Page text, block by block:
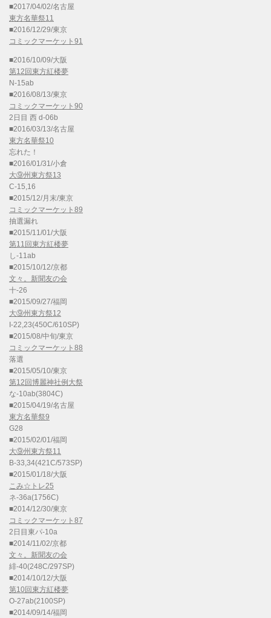
■2017/04/02/名古屋
東方名華祭11
■2016/12/29/東京
コミックマーケット91
■2016/10/09/大阪
第12回東方紅楼夢
N-15ab
■2016/08/13/東京
コミックマーケット90
2日目 西 d-06b
■2016/03/13/名古屋
東方名華祭10
忘れた！
■2016/01/31/小倉
大⑨州東方祭13
C-15,16
■2015/12/月末/東京
コミックマーケット89
抽選漏れ
■2015/11/01/大阪
第11回東方紅楼夢
し-11ab
■2015/10/12/京都
文々。新聞友の会
十-26
■2015/09/27/福岡
大⑨州東方祭12
I-22,23(450C/610SP)
■2015/08/中旬/東京
コミックマーケット88
落選
■2015/05/10/東京
第12回博麗神社例大祭
な-10ab(3804C)
■2015/04/19/名古屋
東方名華祭9
G28
■2015/02/01/福岡
大⑨州東方祭11
B-33,34(421C/573SP)
■2015/01/18/大阪
こみ☆トレ25
ネ-36a(1756C)
■2014/12/30/東京
コミックマーケット87
2日目東パ-10a
■2014/11/02/京都
文々。新聞友の会
緋-40(248C/297SP)
■2014/10/12/大阪
第10回東方紅楼夢
O-27ab(2100SP)
■2014/09/14/福岡